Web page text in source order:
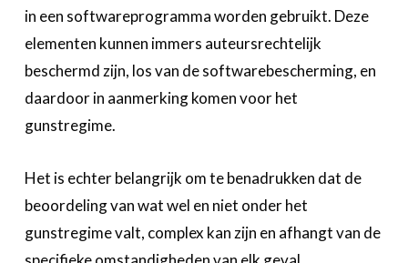
in een softwareprogramma worden gebruikt. Deze
elementen kunnen immers auteursrechtelijk
beschermd zijn, los van de softwarebescherming, en
daardoor in aanmerking komen voor het
gunstregime.
Het is echter belangrijk om te benadrukken dat de
beoordeling van wat wel en niet onder het
gunstregime valt, complex kan zijn en afhangt van de